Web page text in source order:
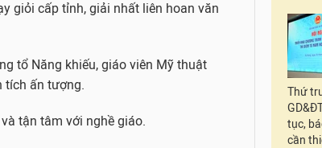
giỏi cấp tỉnh, giải nhất liên hoan văn
tổ Năng khiếu, giáo viên Mỹ thuật
tích ấn tượng.
tận tâm với nghề giáo.
Thứ
tục,
cần